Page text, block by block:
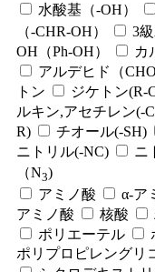
水酸基（-OH）
（-CHR-OH）
3
OH（Ph-OH）
カ
アルデヒド（CHO
トン
ジケトン(R-
ルキン,アセチレン(-
R)
チオール(-SH)
ニトリル(-NC)
ニ
（N3)
アミノ酸
α-ア
アミノ酸
核酸
ポリエーテル
ポリプロピレングリ